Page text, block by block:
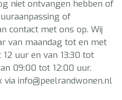
niet ontvangen hebben of
of
contact met ons op. Wij
van maandag tot en met
uur en van 13:30 tot
09:00 tot 12:00 uur.
info@peelrandwonen.nl